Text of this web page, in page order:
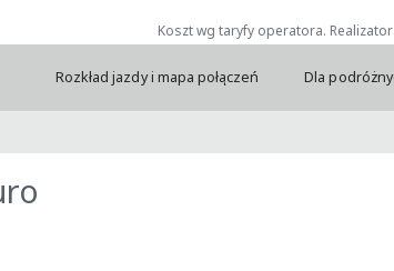
Koszt wg taryfy operatora. Realizator
Rozkład jazdy i mapa połączeń Dla